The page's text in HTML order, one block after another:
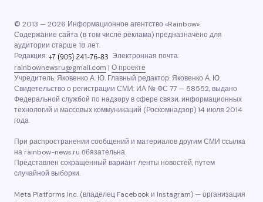
© 2013 — 2026 Информационное агентство «Rainbow».
Содержание сайта (в том числе реклама) предназначено для
аудитории старше 18 лет.
Редакция:
Электронная почта:
rainbownewsru@gmail.com | О проекте
Учредитель: Яковенко А. Ю. Главный редактор: Яковенко А. Ю.
Свидетельство о регистрации СМИ: ИА № ФС 77 — 58552, выдано
Федеральной службой по надзору в сфере связи, информационных
технологий и массовых коммуникаций (Роскомнадзор) 14 июля 2014
года.
При распространении сообщений и материалов другим СМИ ссылка
на rainbow-news.ru обязательна.
Представлен сокращенный вариант ленты новостей, путем
случайной выборки.
Meta Platforms Inc. (владелец Facebook и Instagram) — организация